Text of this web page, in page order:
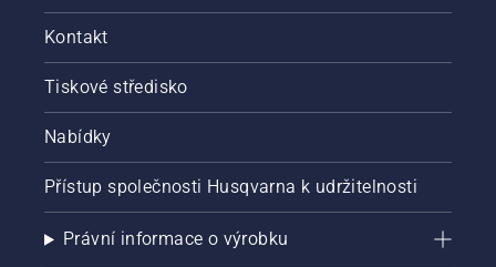
Kontakt
Tiskové středisko
Nabídky
Přístup společnosti Husqvarna k udržitelnosti
Právní informace o výrobku